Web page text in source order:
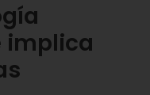
implica